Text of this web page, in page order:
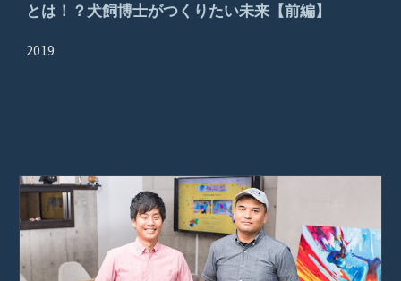
とは！？犬飼博士がつくりたい未来【前編】
2019